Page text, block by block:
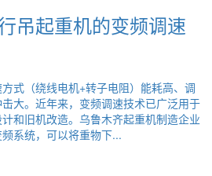
吊起重机的变频调速
式（绕线电机+转子电阻）能耗高、调
大。近年来，变频调速技术已广泛用于
和旧机改造。乌鲁木齐起重机制造企业
系统，可以将重物下...